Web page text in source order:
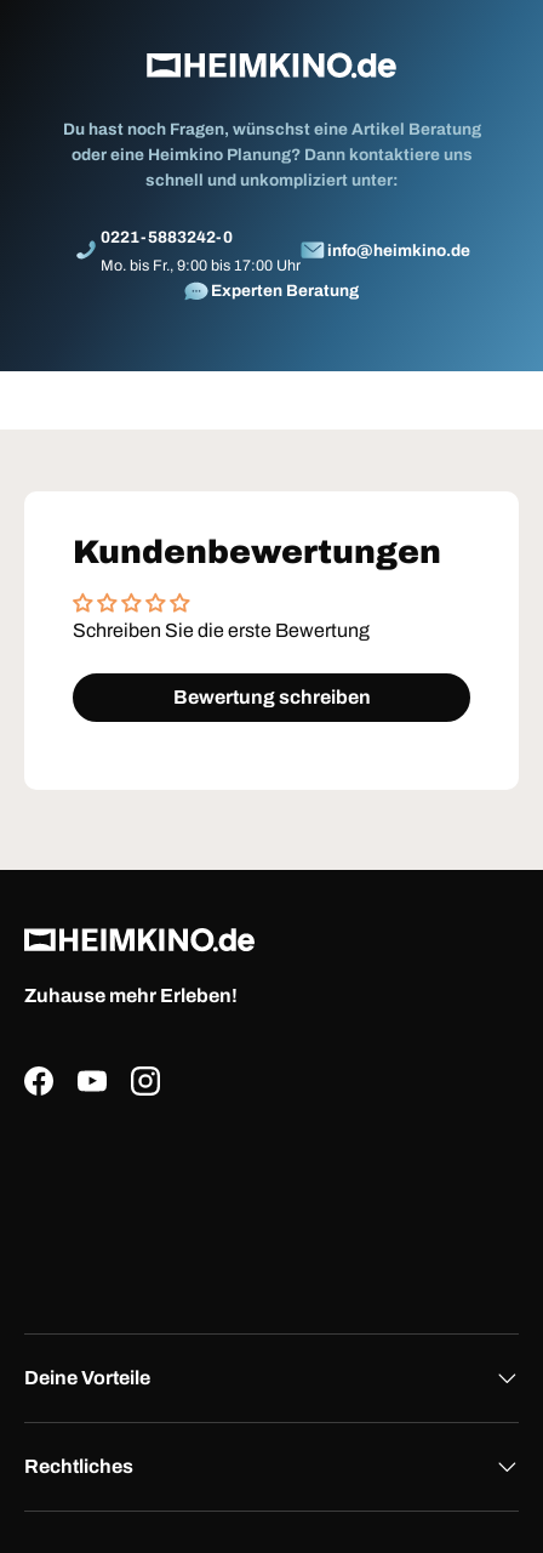
Du hast noch Fragen, wünschst eine Artikel Beratung
oder eine Heimkino Planung? Dann kontaktiere uns
schnell und unkompliziert unter:
0221-5883242-0
Mo. bis Fr., 9:00 bis 17:00 Uhr
info@heimkino.de
Experten Beratung
Kundenbewertungen
Schreiben Sie die erste Bewertung
Bewertung schreiben
Zuhause mehr Erleben!
FacebookYouTubeInstagram
Deine Vorteile
Rechtliches